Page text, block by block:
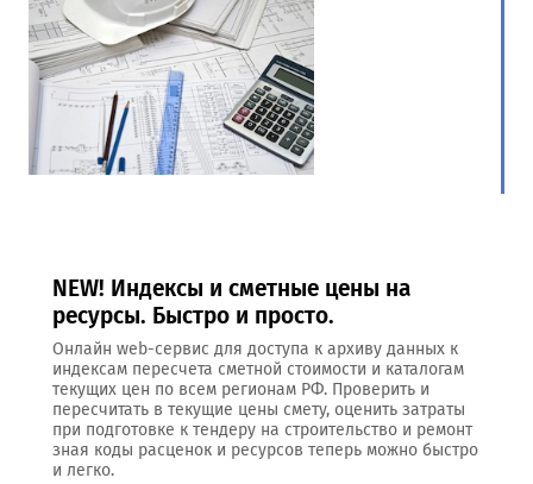
NEW! Индексы и сметные цены на
ресурсы. Быстро и просто.
Онлайн web-сервис для доступа к архиву данных к
индексам пересчета сметной стоимости и каталогам
текущих цен по всем регионам РФ. Проверить и
пересчитать в текущие цены смету, оценить затраты
при подготовке к тендеру на строительство и ремонт
зная коды расценок и ресурсов теперь можно быстро
и легко.